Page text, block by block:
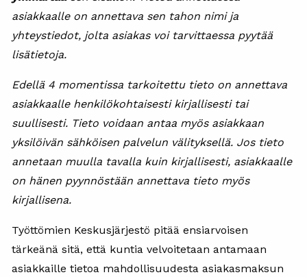
asiakkaalle on annettava sen tahon nimi ja
yhteystiedot, jolta asiakas voi tarvittaessa pyytää
lisätietoja.
Edellä 4 momentissa tarkoitettu tieto on annettava
asiakkaalle henkilökohtaisesti kirjallisesti tai
suullisesti. Tieto voidaan antaa myös asiakkaan
yksilöivän sähköisen palvelun välityksellä. Jos tieto
annetaan muulla tavalla kuin kirjallisesti, asiakkaalle
on hänen pyynnöstään annettava tieto myös
kirjallisena.
Työttömien Keskusjärjestö pitää ensiarvoisen
tärkeänä sitä, että kuntia velvoitetaan antamaan
asiakkaille tietoa mahdollisuudesta asiakasmaksun